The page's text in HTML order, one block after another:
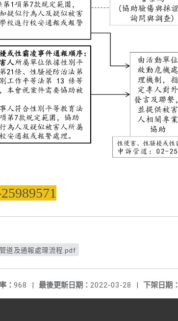
道及通報處理流程.pdf
下架日期：
最後更新日期： 2022-03-28 |
： 968 |